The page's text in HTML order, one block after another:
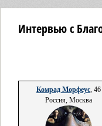
Интервью с
Комрад Морфеус, 46
Россия, Москва